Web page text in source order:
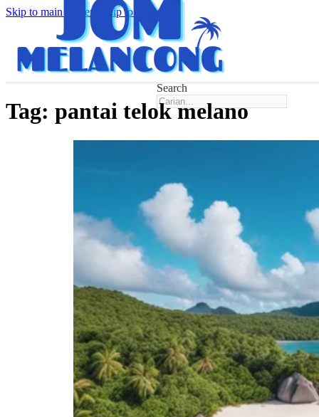
Skip to main content Skip to footer
Search
Tag: pantai telok melano